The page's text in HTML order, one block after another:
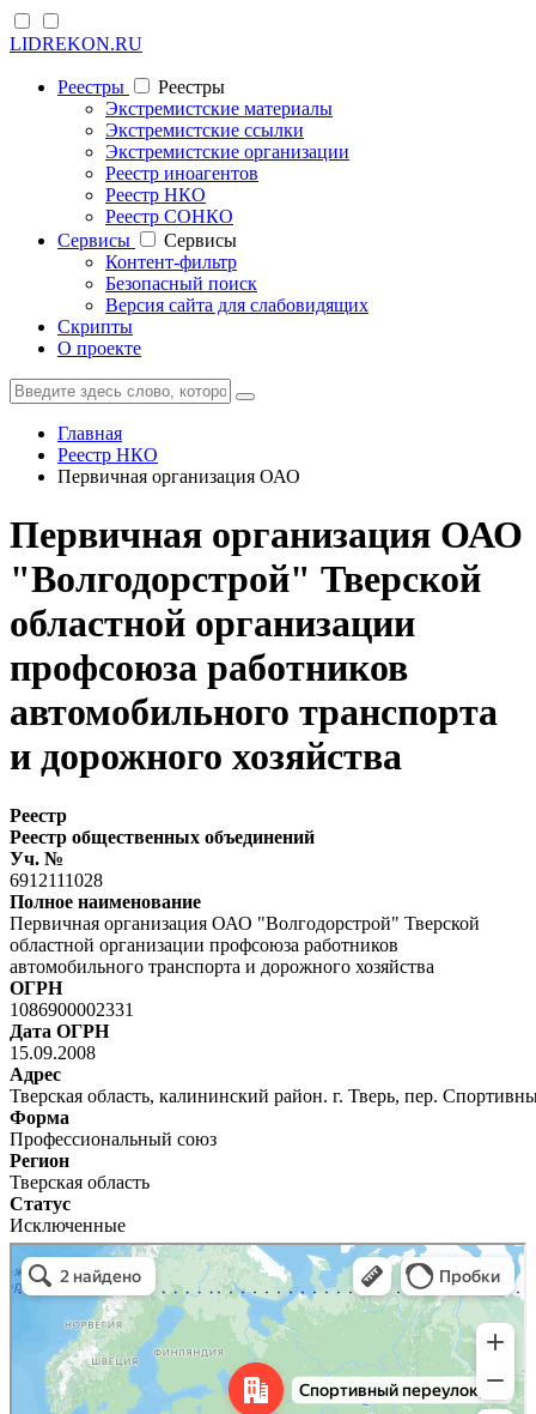
LIDREKON.RU
Реестры
Реестры
Экстремистские материалы
Экстремистские ссылки
Экстремистские организации
Реестр иноагентов
Реестр НКО
Реестр СОНКО
Cервисы
Cервисы
Контент-фильтр
Безопасный поиск
Версия сайта для слабовидящих
Скрипты
О проекте
Главная
Реестр НКО
Первичная организация ОАО
Первичная организация ОАО
"Волгодорстрой" Тверской
областной организации
профсоюза работников
автомобильного транспорта
и дорожного хозяйства
Реестр
Реестр общественных объединений
Уч. №
6912111028
Полное наименование
Первичная организация ОАО "Волгодорстрой" Тверской
областной организации профсоюза работников
автомобильного транспорта и дорожного хозяйства
ОГРН
1086900002331
Дата ОГРН
15.09.2008
Адрес
Тверская область, калининский район. г. Тверь, пер.
Форма
Профессиональный союз
Регион
Тверская область
Статус
Исключенные